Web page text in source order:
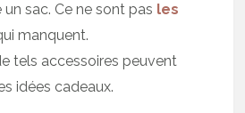
sac. Ce ne sont pas les
manquent.
tels accessoires peuvent
idées cadeaux.